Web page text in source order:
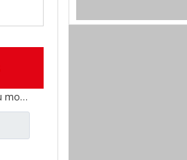
Support de montage arrière du moteur pour pièces de rechange Foton AumanTruck 1325110102002/1325110102003